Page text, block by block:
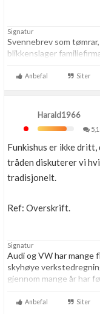
Signatur
Svennebrev som
blikkenslager
Anbefal Siter
Harald1966
Funkishus er ikke
tråden diskuterer vi
tradisjonelt.
Ref: Overskrift.
Signatur
Audi og VW har mange
skyhøye
gjennom mange år har
Aldri.Anbefal Siter